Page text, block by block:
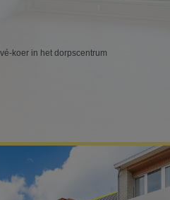
koer in het dorpscentrum